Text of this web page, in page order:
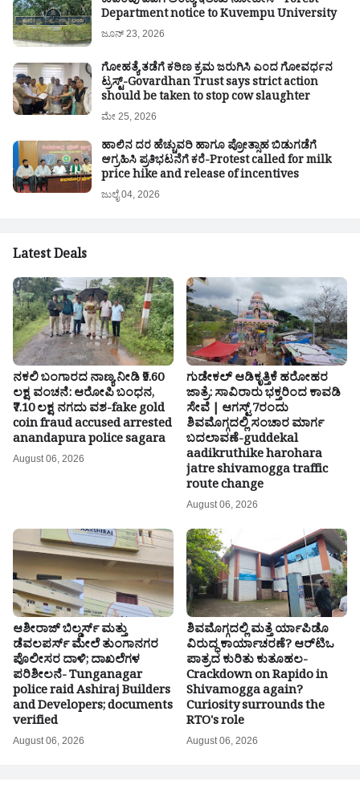
Department notice to Kuvempu University
ಜೂನ್ 23, 2026
ಗೋಹತ್ಯೆ ತಡೆಗೆ ಕಠಿಣ ಕ್ರಮ ಜರುಗಿಸಿ ಎಂದ ಗೋವರ್ಧನ
ಟ್ರಸ್ಟ್-Govardhan Trust says strict action
should be taken to stop cow slaughter
ಮೇ 25, 2026
ಹಾಲಿನ ದರ ಹೆಚ್ಚುವರಿ ಹಾಗೂ ಪ್ರೋತ್ಸಾಹ ಬಿಡುಗಡೆಗೆ
ಆಗ್ರಹಿಸಿ ಪ್ರತಿಭಟನೆಗೆ ಕರೆ-Protest called for milk
price hike and release of incentives
ಜುಲೈ 04, 2026
Latest Deals
ನಕಲಿ ಬಂಗಾರದ ನಾಣ್ಯ ನೀಡಿ ₹9.60
ಲಕ್ಷ ವಂಚನೆ: ಆರೋಪಿ ಬಂಧನ,
₹7.10 ಲಕ್ಷ ನಗದು ವಶ-fake gold
coin fraud accused arrested
anandapura police sagara
August 06, 2026
ಗುಡೇಕಲ್ ಆಡಿಕೃತ್ತಿಕೆ ಹರೋಹರ
ಜಾತ್ರೆ: ಸಾವಿರಾರು ಭಕ್ತರಿಂದ ಕಾವಡಿ
ಸೇವೆ | ಆಗಸ್ಟ್ 7ರಂದು
ಶಿವಮೊಗ್ಗದಲ್ಲಿ ಸಂಚಾರ ಮಾರ್ಗ
ಬದಲಾವಣೆ-guddekal
aadikruthike harohara
jatre shivamogga traffic
route change
August 06, 2026
ಆಶೀರಾಜ್ ಬಿಲ್ಡರ್ಸ್ ಮತ್ತು
ಡೆವಲಪರ್ಸ್ ಮೇಲೆ ತುಂಗಾನಗರ
ಪೊಲೀಸರ ದಾಳಿ; ದಾಖಲೆಗಳ
ಪರಿಶೀಲನೆ- Tunganagar
police raid Ashiraj Builders
and Developers; documents
verified
August 06, 2026
ಶಿವಮೊಗ್ಗದಲ್ಲಿ ಮತ್ತೆ ರ್ಯಾಪಿಡೊ
ವಿರುದ್ಧ ಕಾರ್ಯಾಚರಣೆ? ಆರ್‌ಟಿಒ
ಪಾತ್ರದ ಕುರಿತು ಕುತೂಹಲ-
Crackdown on Rapido in
Shivamogga again?
Curiosity surrounds the
RTO's role
August 06, 2026